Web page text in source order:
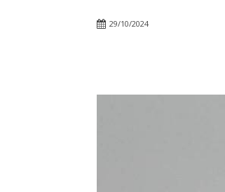
29/10/2024